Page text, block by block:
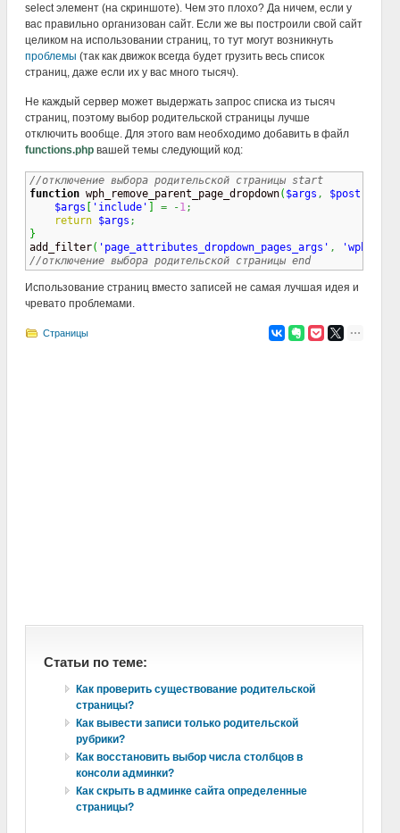
select элемент (на скриншоте). Чем это плохо? Да ничем, если у
вас правильно организован сайт. Если же вы построили свой сайт
целиком на использовании страниц, то тут могут возникнуть
проблемы (так как движок всегда будет грузить весь список
страниц, даже если их у вас много тысяч).
Не каждый сервер может выдержать запрос списка из тысяч
страниц, поэтому выбор родительской страницы лучше
отключить вообще. Для этого вам необходимо добавить в файл
functions.phpвашей темы следующий код:
//отключение выбора родительской страницы start
function wph_remove_parent_page_dropdown( $args , $post
$args [ 'include' ] = -1 ;
return $args ;
}
add_filter( 'page_attributes_dropdown_pages_args' ,
//отключение выбора родительской страницы end
Использование страниц вместо записей не самая лучшая идея и
чревато проблемами.
Страницы
Статьи по теме:
Как проверить существование родительской
страницы?
Как вывести записи только родительской
рубрики?
Как восстановить выбор числа столбцов в
консоли админки?
Как скрыть в админке сайта определенные
страницы?